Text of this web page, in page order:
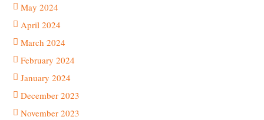
May 2024
April 2024
March 2024
February 2024
January 2024
December 2023
November 2023